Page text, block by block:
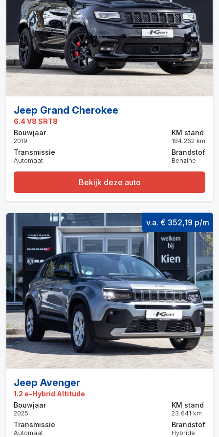
Jeep Grand Cherokee
6.4 V8 SRT8
Bouwjaar
2019
Transmissie
Automaat
KM stand
184.262 km
Brandstof
Benzine
Bekijk deze auto
v.a. € 352,19 p/m
Jeep Avenger
1.2 e-Hybrid Altitude
Bouwjaar
2025
Transmissie
Automaat
KM stand
23.641 km
Brandstof
Hybride